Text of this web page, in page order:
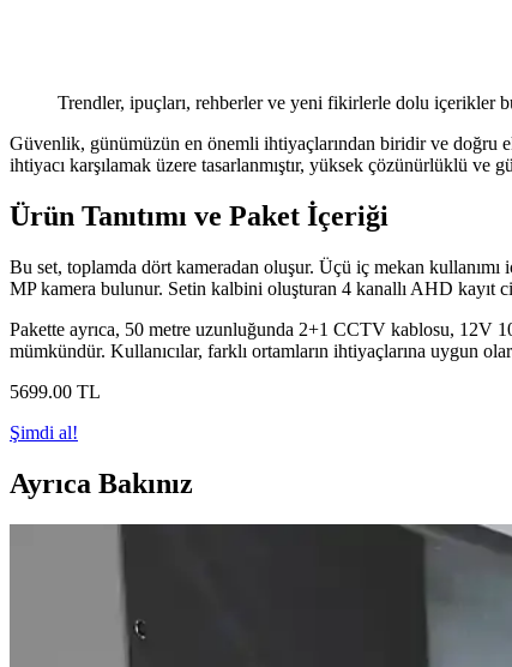
Trendler, ipuçları, rehberler ve yeni fikirlerle dolu içerikler
Güvenlik, günümüzün en önemli ihtiyaçlarından biridir ve doğru
ihtiyacı karşılamak üzere tasarlanmıştır, yüksek çözünürlüklü ve
Ürün Tanıtımı ve Paket İçeriği
Bu set, toplamda dört kameradan oluşur. Üçü iç mekan
MP kamera bulunur. Setin kalbini oluşturan 4 kanallı AHD kayıt
Pakette ayrıca, 50 metre uzunluğunda 2+1 CCTV kablosu, 12V
mümkündür. Kullanıcılar, farklı ortamların ihtiyaçlarına uygun
5699.00 TL
Şimdi al!
Ayrıca Bakınız
Samsung'un 18,000 mAh Silikon Pil Teknolojisi ve
Samsung, üç hücreli toplam 18,000 mAh kapasiteli silikon pil
Otellerde USB Şarj Portları ve Juice Jacking